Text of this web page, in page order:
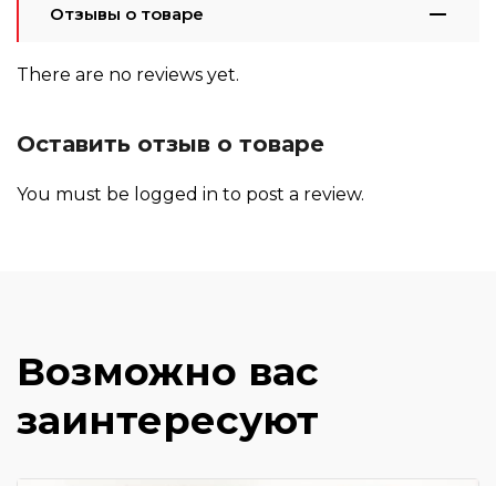
Отзывы о товаре
There are no reviews yet.
Оставить отзыв о товаре
You must be logged in to post a review.
Возможно вас
заинтересуют